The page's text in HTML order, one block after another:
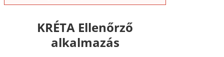
KRÉTA Ellenőrző
alkalmazás